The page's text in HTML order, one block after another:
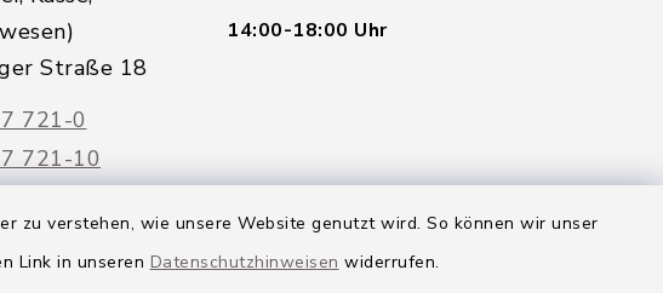
zu verstehen, wie unsere Website genutzt wird. So können wir unser
Link in unseren Datenschutzhinweisen widerrufen.
Straße 18
721-0
721-10
14:00-18:00 Uhr